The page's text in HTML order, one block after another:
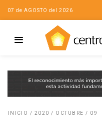
07 de AGOSTO del 2026
INICIO / 2020 / OCTUBRE / 09